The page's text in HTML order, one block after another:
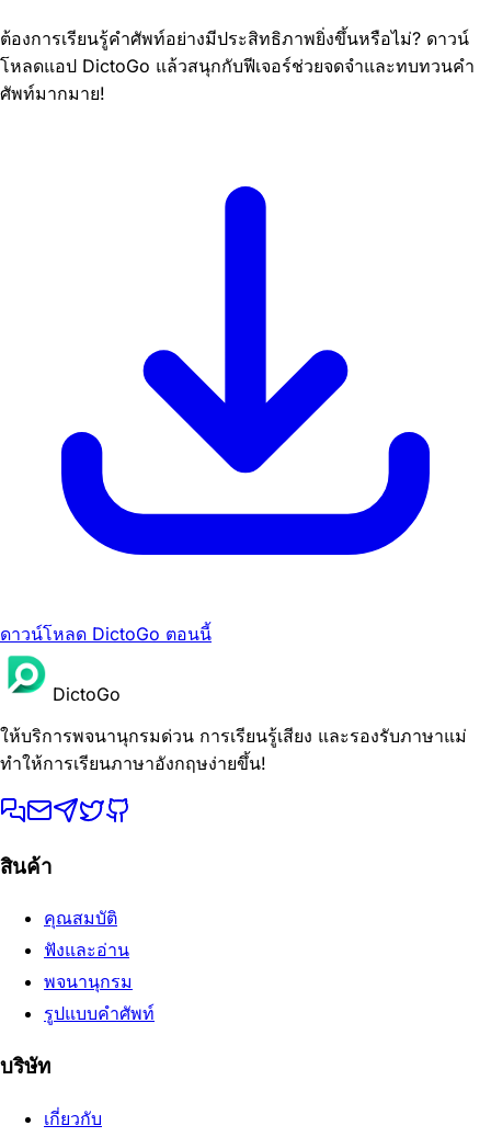
ต้องการเรียนรู้คำศัพท์อย่างมีประสิทธิภาพยิ่งขึ้นหรือไม่? ดาวน์
โหลดแอป DictoGo แล้วสนุกกับฟีเจอร์ช่วยจดจำและทบทวนคำ
ศัพท์มากมาย!
ดาวน์โหลด DictoGo ตอนนี้
DictoGo
ให้บริการพจนานุกรมด่วน การเรียนรู้เสียง และรองรับภาษาแม่
ทำให้การเรียนภาษาอังกฤษง่ายขึ้น!
สินค้า
คุณสมบัติ
ฟังและอ่าน
พจนานุกรม
รูปแบบคำศัพท์
บริษัท
เกี่ยวกับ